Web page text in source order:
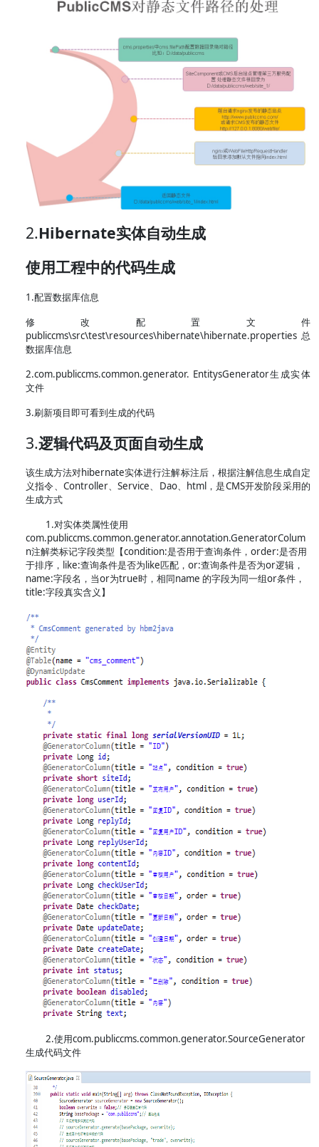
2.Hibernate实体自动生成
使用工程中的代码生成
1.配置数据库信息
修改配置文件
publiccms\src\test\resources\hibernate\hibernate.properties总
数据库信息
2.com.publiccms.common.generator. EntitysGenerator生成实体
文件
3.刷新项目即可看到生成的代码
3.逻辑代码及页面自动生成
该生成方法对hibernate实体进行注解标注后，根据注解信息生成自定
义指令、Controller、Service、Dao、html，是CMS开发阶段采用的
生成方式
1.对实体类属性使用
com.publiccms.common.generator.annotation.GeneratorColum
n注解类标记字段类型【condition:是否用于查询条件，order:是否用
于排序，like:查询条件是否为like匹配，or:查询条件是否为or逻辑，
name:字段名，当or为true时，相同name 的字段为同一组or条件，
title:字段真实含义】
2.使用com.publiccms.common.generator.SourceGenerator
生成代码文件